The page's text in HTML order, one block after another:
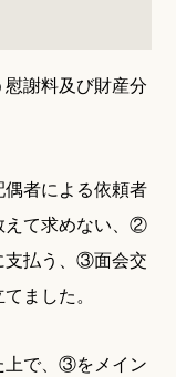
謝料及び財産分
者による依頼者
えて求めない、②
支払う、③面会交
ました。
で、③をメイン